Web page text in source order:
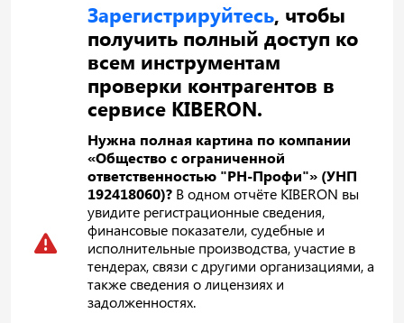
Зарегистрируйтесь, чтобы
получить полный доступ ко
всем инструментам
проверки контрагентов в
сервисе KIBERON.
Нужна полная картина по компании
«Общество с ограниченной
ответственностью "РН-Профи"» (УНП
192418060)? В одном отчёте KIBERON вы
увидите регистрационные сведения,
финансовые показатели, судебные и
исполнительные производства, участие в
тендерах, связи с другими организациями, а
также сведения о лицензиях и
задолженностях.